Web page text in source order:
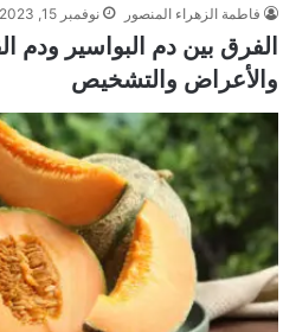
فاطمة الزهراء المنصور نوفمبر 15, 2023
الفرق بين دم البواسير ودم
والأعراض والتشخيص